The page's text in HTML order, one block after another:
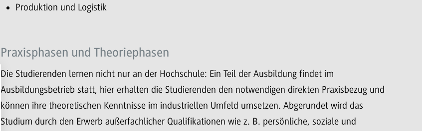
Produktion und Logistik
Praxisphasen und Theoriephasen
Die Studierenden lernen nicht nur an der Hochschule: Ein Teil der Ausbildung findet im
Ausbildungsbetrieb statt, hier erhalten die Studierenden den notwendigen direkten Praxisbezug und
können ihre theoretischen Kenntnisse im industriellen Umfeld umsetzen. Abgerundet wird das
Studium durch den Erwerb außerfachlicher Qualifikationen wie z. B. persönliche, soziale und